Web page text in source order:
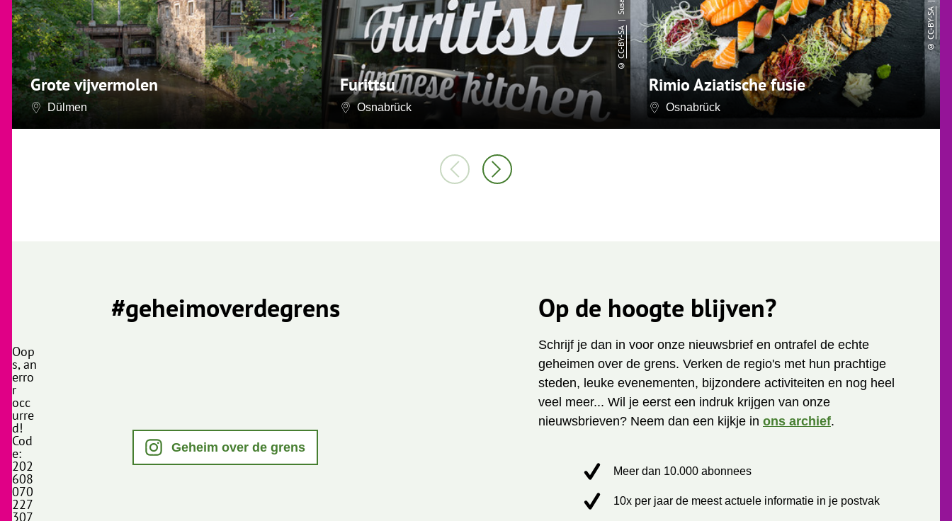
Grote vijvermolen
Dülmen
Furittsu
Osnabrück
©
CC-BY-SA
Rimio Aziatische fusie
Osnabrück
©
CC-BY-SA
#geheimoverdegrens
Oop
s, an
erro
r
occ
urre
d!
Cod
e:
202
608
070
227
307
Geheim over de grens
Op de hoogte blijven?
Schrijf je dan in voor onze nieuwsbrief en ontrafel de echte
geheimen over de grens. Verken de regio's met hun prachtige
steden, leuke evenementen, bijzondere activiteiten en nog heel
veel meer... Wil je eerst een indruk krijgen van onze
nieuwsbrieven? Neem dan een kijkje in ons archief.
Meer dan 10.000 abonnees
10x per jaar de meest actuele informatie in je postvak